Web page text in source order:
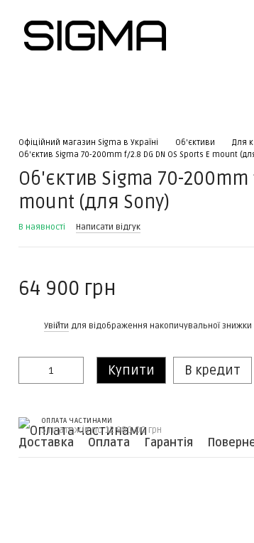
Офіційний магазин Sigma в Україні Об'єктиви
Для
Об'єктив Sigma 70-200mm f/2.8 DG DN OS Sports E mount
Об'єктив Sigma 70-200mm
mount (для Sony)
В наявності Написати відгук
64 900 грн
Увійти для відображення накопичувальної знижки
Купити В кредит
ОПЛАТА ЧАСТИНАМИ
5 платежів по 12 980.00 грн
Доставка Оплата Гарантія